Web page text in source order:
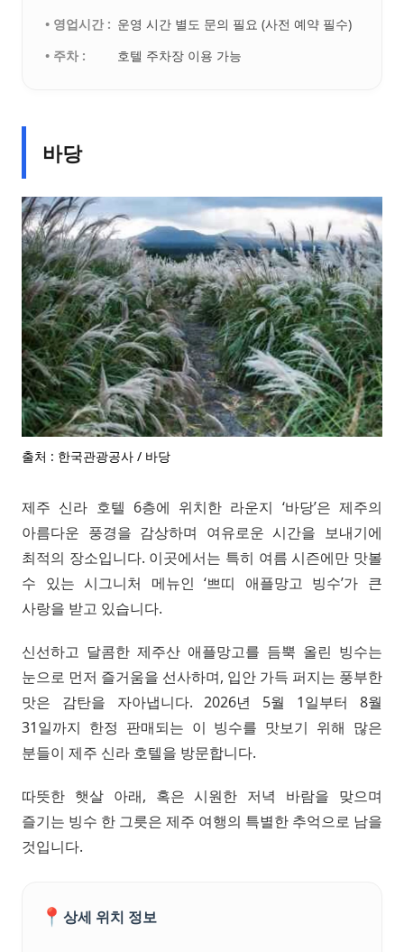
• 영업시간 : 운영 시간 별도 문의 필요 (사전 예약 필수)
• 주차 :
호텔 주차장 이용 가능
바당
출처 : 한국관광공사 / 바당
제주 신라 호텔 6층에 위치한 라운지 ‘바당’은 제주의
아름다운 풍경을 감상하며 여유로운 시간을 보내기에
최적의 장소입니다. 이곳에서는 특히 여름 시즌에만 맛볼
수 있는 시그니처 메뉴인 ‘쁘띠 애플망고 빙수’가 큰
사랑을 받고 있습니다.
신선하고 달콤한 제주산 애플망고를 듬뿍 올린 빙수는
눈으로 먼저 즐거움을 선사하며, 입안 가득 퍼지는 풍부한
맛은 감탄을 자아냅니다. 2026년 5월 1일부터 8월
31일까지 한정 판매되는 이 빙수를 맛보기 위해 많은
분들이 제주 신라 호텔을 방문합니다.
따뜻한 햇살 아래, 혹은 시원한 저녁 바람을 맞으며
즐기는 빙수 한 그릇은 제주 여행의 특별한 추억으로 남을
것입니다.
📍 상세 위치 정보